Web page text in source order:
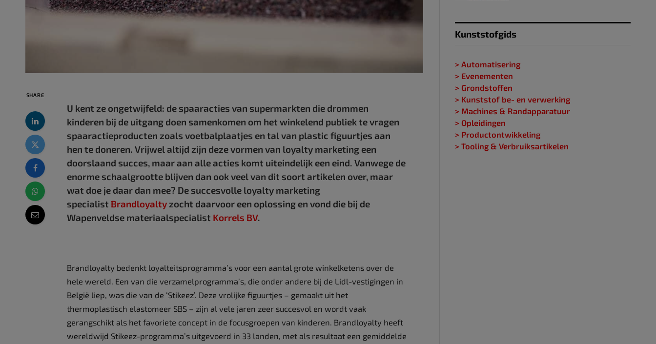
SHARE
U kent ze ongetwijfeld: de spaaracties van supermarkten die drommen
kinderen bij de uitgang doen samen­komen om het winkelend publiek te vragen
spaaractieproducten zoals voetbalplaatjes en tal van plastic figuurtjes aan
hen te doneren. Vrijwel altijd zijn deze vormen van loyalty marketing een
doorslaand succes, maar aan alle acties komt uiteindelijk een eind. Vanwege de
enorme schaal­grootte blijven dan ook veel van dit soort artikelen over, maar
wat doe je daar dan mee? De succes­volle loyalty marketing
specialist Brandloyaltyzocht daarvoor een ­oplossing en vond die bij de
Wapenveldse materiaalspecialist Korrels BV.
Brandloyalty bedenkt loyalteitsprogramma’s voor een aantal grote winkelketens over de
hele wereld. Een van die verzamelprogramma’s, die onder andere bij de Lidl-vestigingen in
België liep, was die van de ‘Stikeez’. Deze vrolijke figuurtjes – gemaakt uit het
thermoplastisch elastomeer SBS – zijn al vele jaren zeer succesvol en wordt vaak
gerangschikt als het favoriete concept in de focusgroepen van kinderen. Brandloyalty heeft
wereldwijd Stikeez-programma’s uitgevoerd in 33 landen, met als resultaat een gemiddelde
Kunststofgids
> Automatisering
> Evenementen
> Grondstoffen
> Kunststof be- en verwerking
> Machines & Randapparatuur
> Opleidingen
> Productontwikkeling
> Tooling & Verbruiksartikelen